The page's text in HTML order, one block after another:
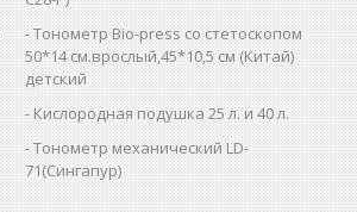
Тонометр Bio-press со стетоскопом
50*14 см.врослый,45*10,5 см (Китай)
детский
Кислородная подушка 25 л. и 40 л.
Тонометр механический LD-
71(Сингапур)